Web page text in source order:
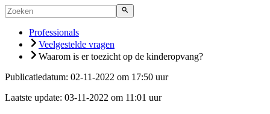
Professionals
Veelgestelde vragen
Waarom is er toezicht op de kinderopvang?
Publicatiedatum: 02-11-2022 om 17:50 uur
Laatste update: 03-11-2022 om 11:01 uur